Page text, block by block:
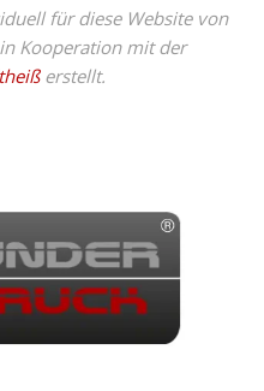
für diese Website von
in Kooperation mit der
erstellt.